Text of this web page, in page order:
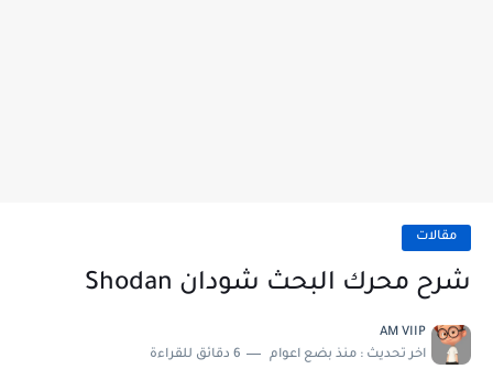
مقالات
شرح محرك البحث شودان Shodan
AM VIIP
اخر تحديث : منذ بضع اعوام 6 دقائق للقراءة